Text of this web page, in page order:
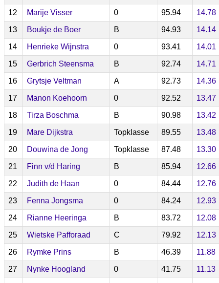
12 Marije Visser 0 95.94 14.78
13 Boukje de Boer B 94.93 14.14
14 Henrieke Wijnstra 0 93.41 14.01
15 Gerbrich Steensma B 92.74 14.71
16 Grytsje Veltman A 92.73 14.36
17 Manon Koehoorn 0 92.52 13.47
18 Tirza Boschma B 90.98 13.42
19 Mare Dijkstra Topklasse 89.55 13.48
20 Douwina de Jong Topklasse 87.48 13.30
21 Finn v/d Haring B 85.94 12.66
22 Judith de Haan 0 84.44 12.76
23 Fenna Jongsma 0 84.24 12.93
24 Rianne Heeringa B 83.72 12.08
25 Wietske Pafforaad C 79.92 12.13
26 Rymke Prins B 46.39 11.88
27 Nynke Hoogland 0 41.75 11.13